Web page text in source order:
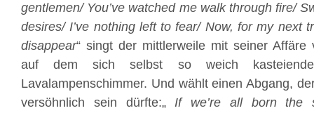
gentlemen/ You’ve watched me walk through fire/
desires/ I’ve nothing left to fear/ Now, for my next
disappear“ singt der mittlerweile mit seiner Affäre
auf dem sich selbst so weich
Lavalampenschimmer. Und wählt einen Abgang,
versöhnlich sein dürfte:„If we’re all born the